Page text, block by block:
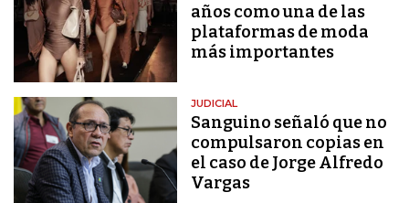
años como una de las
plataformas de moda
más importantes
JUDICIAL
Sanguino señaló que no
compulsaron copias en
el caso de Jorge Alfredo
Vargas